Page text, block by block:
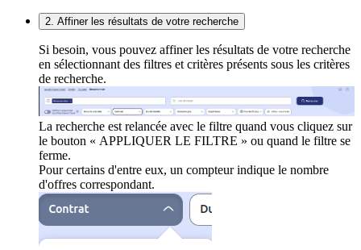
2. Affiner les résultats de votre recherche
Si besoin, vous pouvez affiner les résultats de votre recherche
en sélectionnant des filtres et critères présents sous les critères
de recherche.
La recherche est relancée avec le filtre quand vous cliquez sur
le bouton « APPLIQUER LE FILTRE » ou quand le filtre se
ferme.
Pour certains d'entre eux, un compteur indique le nombre
d'offres correspondant.